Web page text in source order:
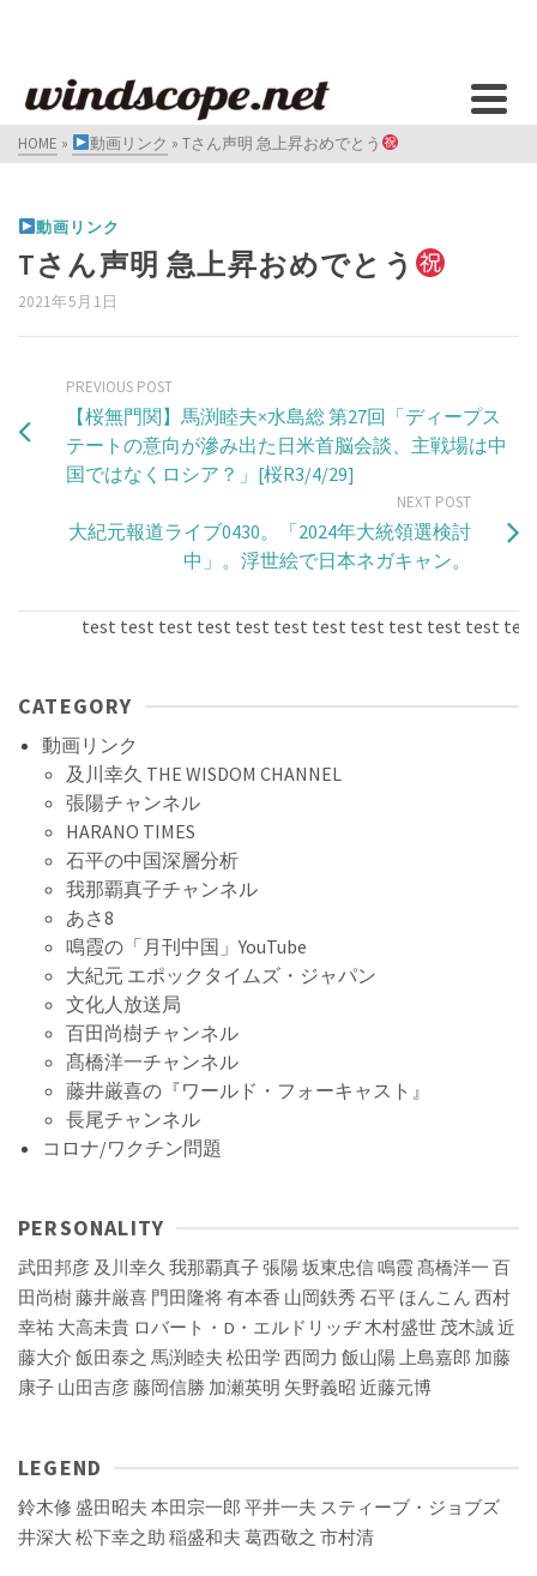
HOME » 動画リンク » Tさん声明 急上昇おめでとう
動画リンク
Tさん声明 急上昇おめでとう
2021年5月1日
PREVIOUS POST
【桜無門関】馬渕睦夫×水島総 第27回「ディープス
テートの意向が滲み出た日米首脳会談、主戦場は中
国ではなくロシア？」[桜R3/4/29]
NEXT POST
大紀元報道ライブ0430。「2024年大統領選検討
中」。浮世絵で日本ネガキャン。
test test test test test test test test test test test test
CATEGORY
動画リンク
及川幸久 THE WISDOM CHANNEL
張陽チャンネル
HARANO TIMES
石平の中国深層分析
我那覇真子チャンネル
あさ8
鳴霞の「月刊中国」YouTube
大紀元 エポックタイムズ・ジャパン
文化人放送局
百田尚樹チャンネル
髙橋洋一チャンネル
藤井厳喜の『ワールド・フォーキャスト』
長尾チャンネル
コロナ/ワクチン問題
PERSONALITY
武田邦彦 及川幸久 我那覇真子張陽坂東忠信鳴霞 髙橋洋一 百
田尚樹藤井厳喜 門田隆将有本香 山岡鉄秀 石平 ほんこん 西村
幸祐 大高未貴 ロバート・D・エルドリッヂ木村盛世 茂木誠近
藤大介 飯田泰之 馬渕睦夫 松田学 西岡力 飯山陽上島嘉郎 加藤
康子 山田吉彦藤岡信勝 加瀬英明 矢野義昭 近藤元博
LEGEND
鈴木修 盛田昭夫 本田宗一郎 平井一夫 スティーブ・ジョブズ
井深大 松下幸之助 稲盛和夫 葛西敬之 市村清